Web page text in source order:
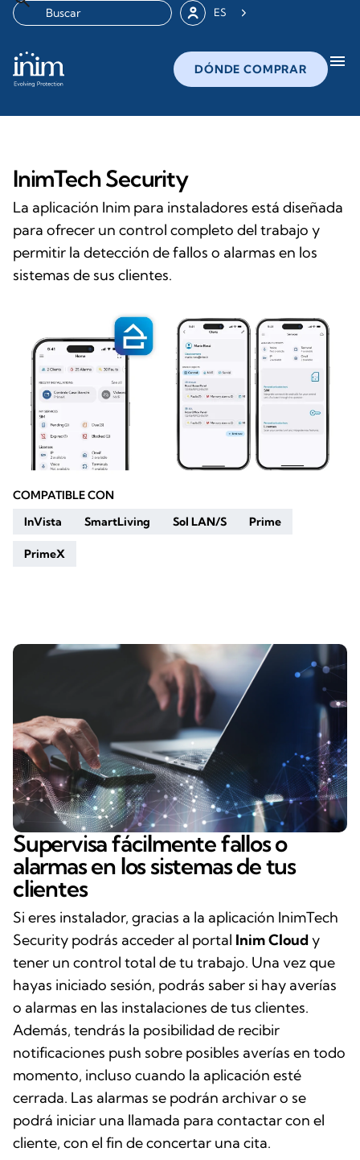
ES
DÓNDE COMPRAR menu
InimTech Security
La aplicación Inim para instaladores está diseñada
para ofrecer un control completo del trabajo y
permitir la detección de fallos o alarmas en los
sistemas de sus clientes.
COMPATIBLE CON
InVista
SmartLiving Sol LAN/S Prime
PrimeX
Supervisa fácilmente fallos o
alarmas en los sistemas de tus
clientes
Si eres instalador, gracias a la aplicación InimTech
Security podrás acceder al portal Inim Cloudy
tener un control total de tu trabajo. Una vez que
hayas iniciado sesión, podrás saber si hay averías
o alarmas en las instalaciones de tus clientes.
Además, tendrás la posibilidad de recibir
notificaciones push sobre posibles averías en todo
momento, incluso cuando la aplicación esté
cerrada. Las alarmas se podrán archivar o se
podrá iniciar una llamada para contactar con el
cliente, con el fin de concertar una cita.